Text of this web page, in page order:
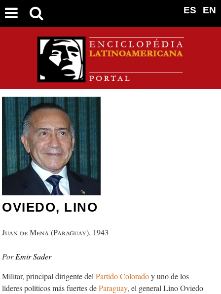
EN
ES
OVIEDO, LINO
Juan de Mena (Paraguay), 1943
Emir Sader
Militar, principal dirigente del Partido Coloradoy uno de los
líderes políticos más fuertes deParaguay, el general Lino Oviedo